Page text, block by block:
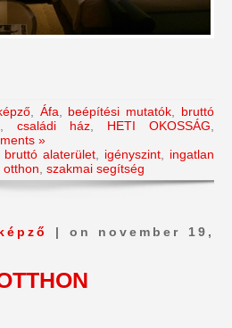
, Áfa beépítési mutatók
bruttó
családi ház HETI OKOSSÁG
»
bruttó alaterület, igényszint, ingatlan
otthon szakmai segítség
| on november 19,